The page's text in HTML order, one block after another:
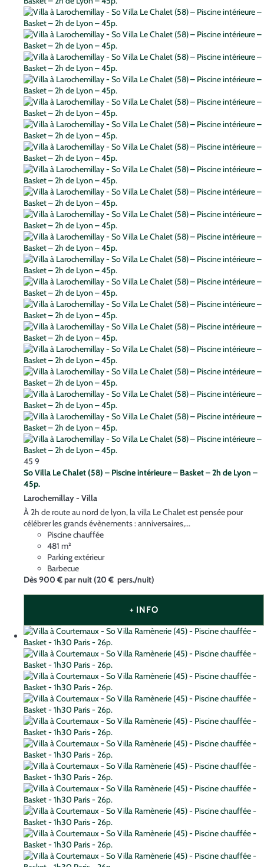
45 9
So Villa Le Chalet (58) – Piscine intérieure – Basket – 2h de Lyon –
45p.
Larochemillay - Villa
À 2h de route au nord de lyon, la villa Le Chalet est pensée pour
célébrer les grands évènements : anniversaires,...
Piscine chauffée
481 m²
Parking extérieur
Barbecue
Dès900 €par nuit(20 € pers./nuit)
+ INFO